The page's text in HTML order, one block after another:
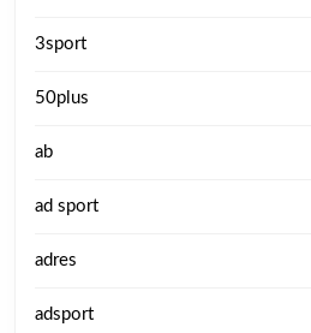
3sport
50plus
ab
ad sport
adres
adsport